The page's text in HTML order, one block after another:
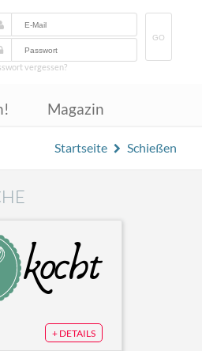
GO
vergessen?
Magazin
Startseite Schießen
+ DETAILS